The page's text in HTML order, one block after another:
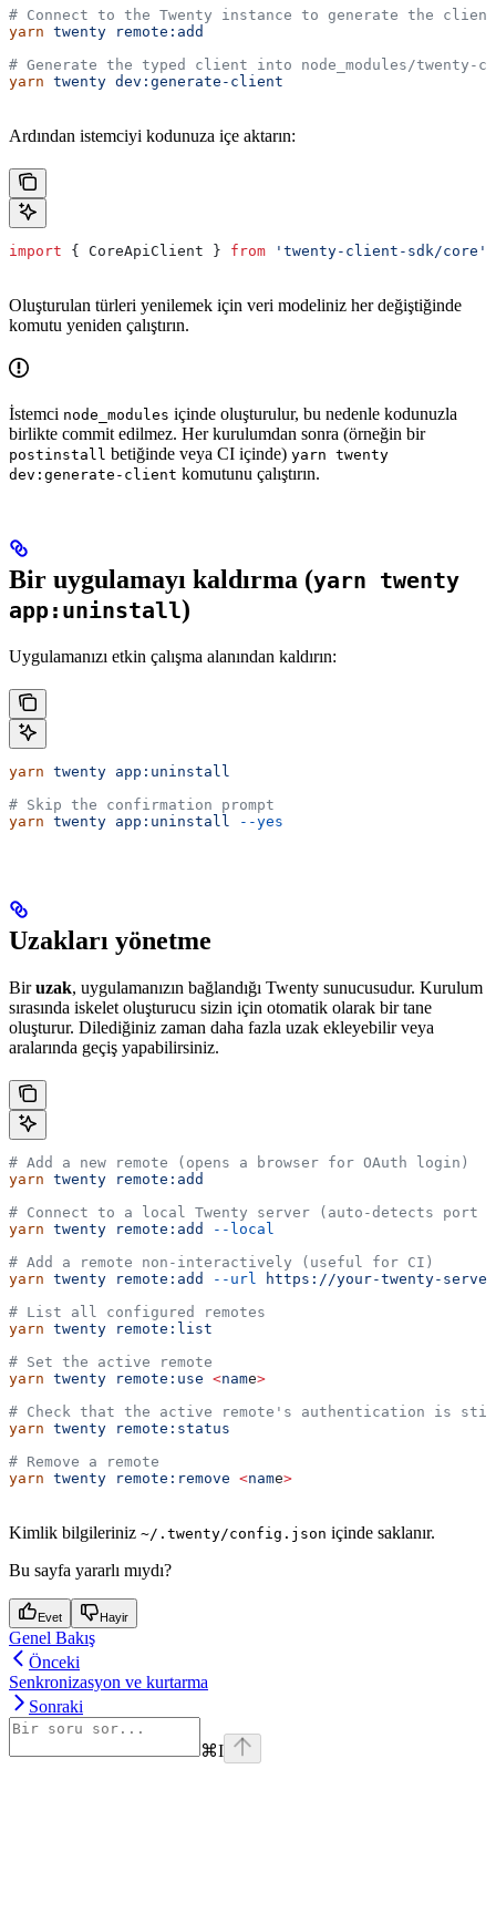
# Connect to the Twenty instance to generate the
yarn twenty remote:add
# Generate the typed client into node_modules/twenty-
yarn twenty dev:generate-client
Ardından istemciyi kodunuza içe aktarın:
import { CoreApiClient } from 'twenty-client-sdk/core'
Oluşturulan türleri yenilemek için veri modeliniz her değiştiğinde
komutu yeniden çalıştırın.
İstemci node_modules içinde oluşturulur, bu nedenle kodunuzla
birlikte commit edilmez. Her kurulumdan sonra (örneğin bir
postinstall betiğinde veya CI içinde) yarn twenty
dev:generate-client komutunu çalıştırın.
Bir uygulamayı kaldırma (yarn twenty
app:uninstall)
Uygulamanızı etkin çalışma alanından kaldırın:
yarn twenty app:uninstall
# Skip the confirmation prompt
yarn twenty app:uninstall --yes
Uzakları yönetme
Biruzak, uygulamanızın bağlandığı Twenty sunucusudur. Kurulum
sırasında iskelet oluşturucu sizin için otomatik olarak bir tane
oluşturur. Dilediğiniz zaman daha fazla uzak ekleyebilir veya
aralarında geçiş yapabilirsiniz.
# Add a new remote (opens a browser for OAuth login)
yarn twenty remote:add
# Connect to a local Twenty server (auto-detects port
yarn twenty remote:add
--local
# Add a remote non-interactively (useful for CI)
yarn twenty remote:add --url https://your-twenty-
# List all configured remotes
yarn twenty remote:list
# Set the active remote
yarn twenty remote:use <name>
# Check that the active remote's authentication is
yarn twenty remote:status
# Remove a remote
yarn twenty remote:remove <name>
Kimlik bilgileriniz ~/.twenty/config.json içinde saklanır.
Bu sayfa yararlı mıydı?
Evet Hayir
Genel Bakış
Önceki
Senkronizasyon ve kurtarma
Sonraki
⌘I